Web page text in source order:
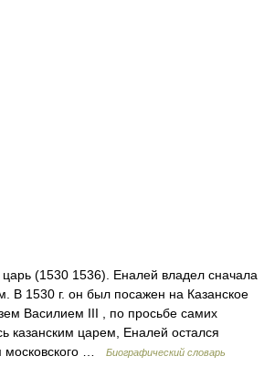
(1530 1536). Еналей владел сначала
В 1530 г. он был посажен на Казанское
Василием III , по просьбе самих
казанским царем, Еналей остался
московского …
Биографический словарь